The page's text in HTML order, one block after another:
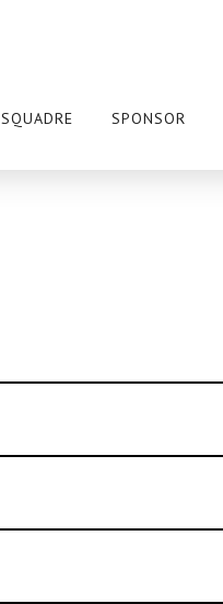
SQUADRE SPONSOR